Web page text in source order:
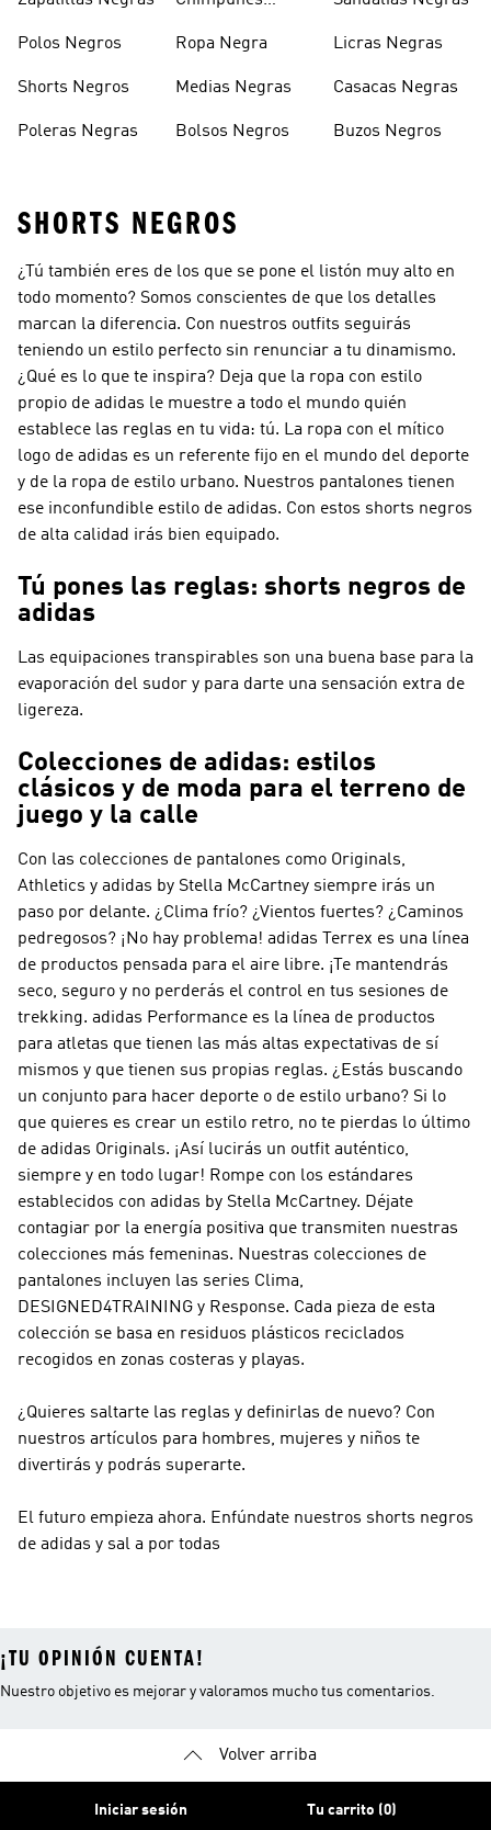
Polos Negros
Shorts Negros
Poleras Negras
Ropa Negra
Medias Negras
Bolsos Negros
Licras Negras
Casacas Negras
Buzos Negros
SHORTS NEGROS
¿Tú también eres de los que se pone el listón muy alto en
todo momento? Somos conscientes de que los detalles
marcan la diferencia. Con nuestros outfits seguirás
teniendo un estilo perfecto sin renunciar a tu dinamismo.
¿Qué es lo que te inspira? Deja que la ropa con estilo
propio de adidas le muestre a todo el mundo quién
establece las reglas en tu vida: tú. La ropa con el mítico
logo de adidas es un referente fijo en el mundo del deporte
y de la ropa de estilo urbano. Nuestros pantalones tienen
ese inconfundible estilo de adidas. Con estos shorts negros
de alta calidad irás bien equipado.
Tú pones las reglas: shorts negros de
adidas
Las equipaciones transpirables son una buena base para la
evaporación del sudor y para darte una sensación extra de
ligereza.
Colecciones de adidas: estilos
clásicos y de moda para el terreno de
juego y la calle
Con las colecciones de pantalones como Originals,
Athletics y adidas by Stella McCartney siempre irás un
paso por delante. ¿Clima frío? ¿Vientos fuertes? ¿Caminos
pedregosos? ¡No hay problema! adidas Terrex es una línea
de productos pensada para el aire libre. ¡Te mantendrás
seco, seguro y no perderás el control en tus sesiones de
trekking. adidas Performance es la línea de productos
para atletas que tienen las más altas expectativas de sí
mismos y que tienen sus propias reglas. ¿Estás buscando
un conjunto para hacer deporte o de estilo urbano? Si lo
que quieres es crear un estilo retro, no te pierdas lo último
de adidas Originals. ¡Así lucirás un outfit auténtico,
siempre y en todo lugar! Rompe con los estándares
establecidos con adidas by Stella McCartney. Déjate
contagiar por la energía positiva que transmiten nuestras
colecciones más femeninas. Nuestras colecciones de
pantalones incluyen las series Clima,
DESIGNED4TRAINING y Response. Cada pieza de esta
colección se basa en residuos plásticos reciclados
recogidos en zonas costeras y playas.
¿Quieres saltarte las reglas y definirlas de nuevo? Con
nuestros artículos para hombres, mujeres y niños te
divertirás y podrás superarte.
El futuro empieza ahora. Enfúndate nuestros shorts negros
de adidas y sal a por todas
¡TU OPINIÓN CUENTA!
Nuestro objetivo es mejorar y valoramos mucho tus comentarios.
Volver arriba
Iniciar sesión Tu carrito (0)